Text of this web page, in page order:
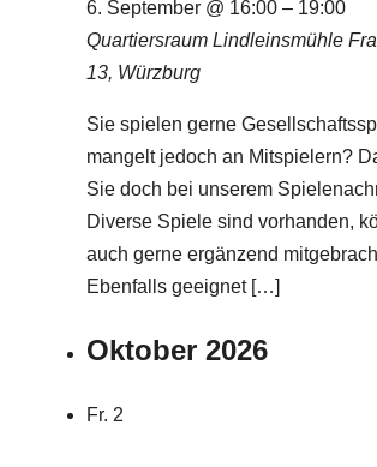
6. September @ 16:00 – 19:00
Quartiersraum Lindleinsmühle
13, Würzburg
Sie spielen gerne
mangelt jedoch an Mitspielern?
Sie doch bei unserem
Diverse Spiele sind vorhanden,
auch gerne ergänzend
Ebenfalls geeignet […]
Oktober 2026
Fr. 2